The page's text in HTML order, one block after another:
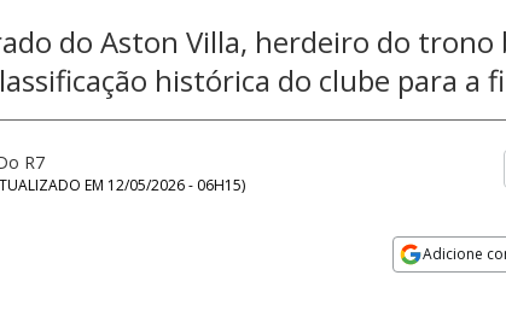
do Aston Villa​, herdeiro do
histórica do clube para a
R7
EM 12/05/2026 - 06H15)
Adicione